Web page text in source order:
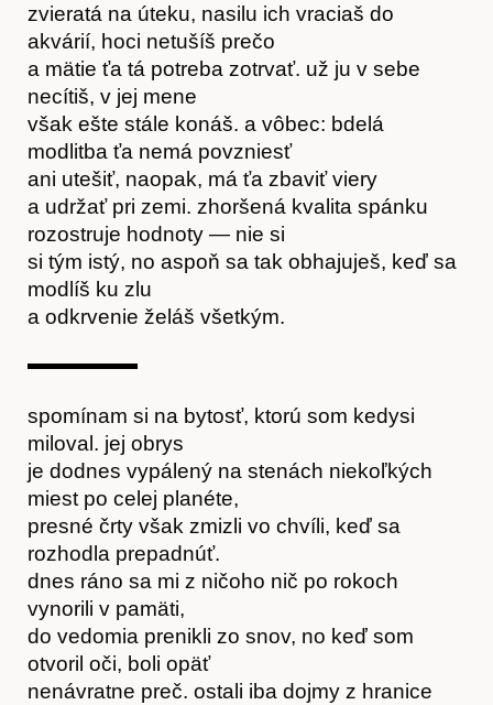
zvieratá na úteku, nasilu ich vraciaš do
akvárií, hoci netušíš prečo
a mätie ťa tá potreba zotrvať. už ju v sebe
necítiš, v jej mene
však ešte stále konáš. a vôbec: bdelá
modlitba ťa nemá povzniesť
ani utešiť, naopak, má ťa zbaviť viery
a udržať pri zemi. zhoršená kvalita spánku
rozostruje hodnoty — nie si
si tým istý, no aspoň sa tak obhajuješ, keď sa
modlíš ku zlu
a odkrvenie želáš všetkým.
spomínam si na bytosť, ktorú som kedysi
miloval. jej obrys
je dodnes vypálený na stenách niekoľkých
miest po celej planéte,
presné črty však zmizli vo chvíli, keď sa
rozhodla prepadnúť.
dnes ráno sa mi z ničoho nič po rokoch
vynorili v pamäti,
do vedomia prenikli zo snov, no keď som
otvoril oči, boli opäť
nenávratne preč. ostali iba dojmy z hranice